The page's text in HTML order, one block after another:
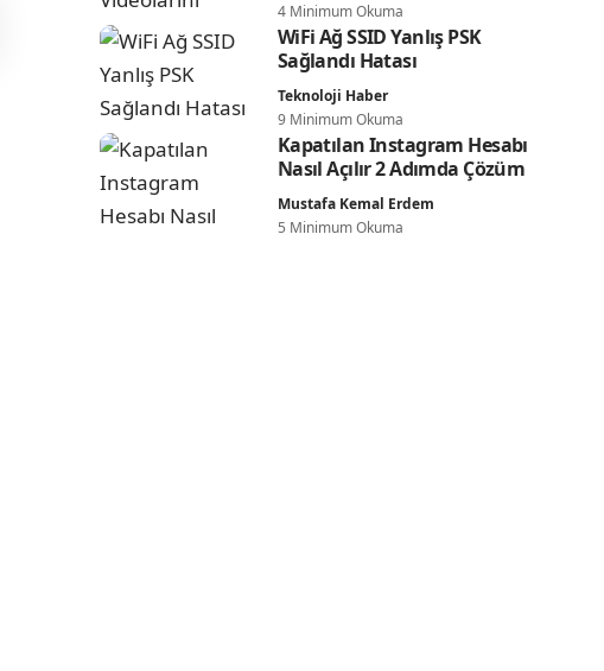
4 Minimum Okuma
WiFi Ağ SSID Yanlış PSK
Sağlandı Hatası
Teknoloji Haber
9 Minimum Okuma
Kapatılan Instagram Hesabı
Nasıl Açılır 2 Adımda Çözüm
Mustafa Kemal Erdem
5 Minimum Okuma